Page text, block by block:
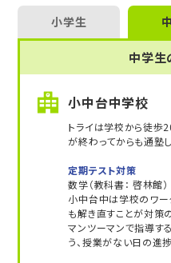
小学生
中学生
小中台中学校
トライは学校から徒歩
が終わってからも通塾
定期テスト対策
数学（教科書： 啓林館）
小中台中は学校のワー
も解き直すことが対策
マンツーマンで指導す
う、授業がない日の進